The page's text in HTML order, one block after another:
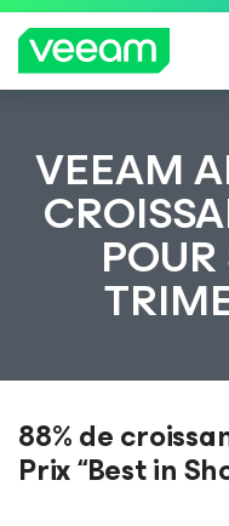
impactés par la
LIRE
VEEAM
88% de
Prix “Best in